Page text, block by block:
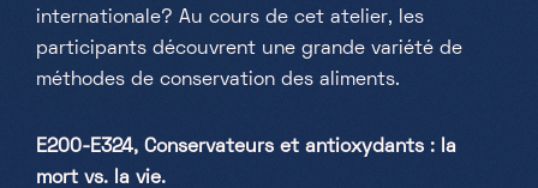
internationale? Au cours de cet atelier, les
participants découvrent une grande variété de
méthodes de conservation des aliments.
E200-E324, Conservateurs et antioxydants : la
mort vs. la vie.